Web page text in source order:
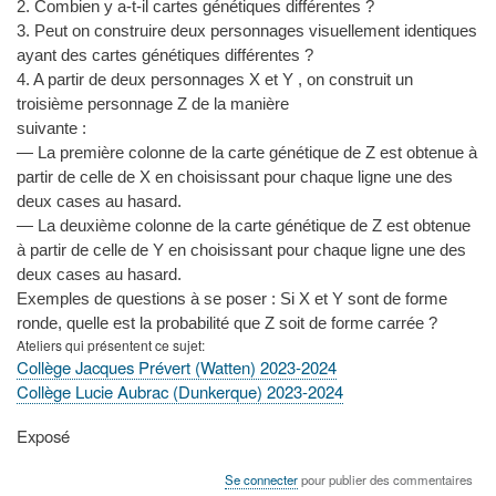
2. Combien y a-t-il cartes génétiques différentes ?
3. Peut on construire deux personnages visuellement identiques
ayant des cartes génétiques différentes ?
4. A partir de deux personnages X et Y , on construit un
troisième personnage Z de la manière
suivante :
— La première colonne de la carte génétique de Z est obtenue à
partir de celle de X en choisissant pour chaque ligne une des
deux cases au hasard.
— La deuxième colonne de la carte génétique de Z est obtenue
à partir de celle de Y en choisissant pour chaque ligne une des
deux cases au hasard.
Exemples de questions à se poser : Si X et Y sont de forme
ronde, quelle est la probabilité que Z soit de forme carrée ?
Ateliers qui présentent ce sujet
Collège Jacques Prévert (Watten) 2023-2024
Collège Lucie Aubrac (Dunkerque) 2023-2024
Type
Exposé
Se connecterpour publier des commentaires